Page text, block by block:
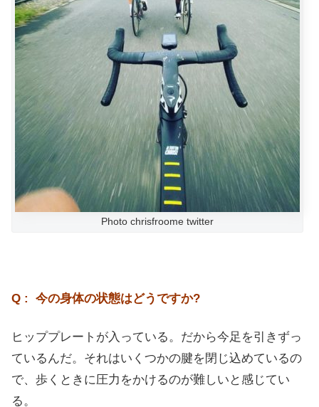
Photo chrisfroome twitter
Q : 今の身体の状態はどうですか?
ヒッププレートが入っている。だから今足を引きずっ
ているんだ。それはいくつかの腱を閉じ込めているの
で、歩くときに圧力をかけるのが難しいと感じてい
る。